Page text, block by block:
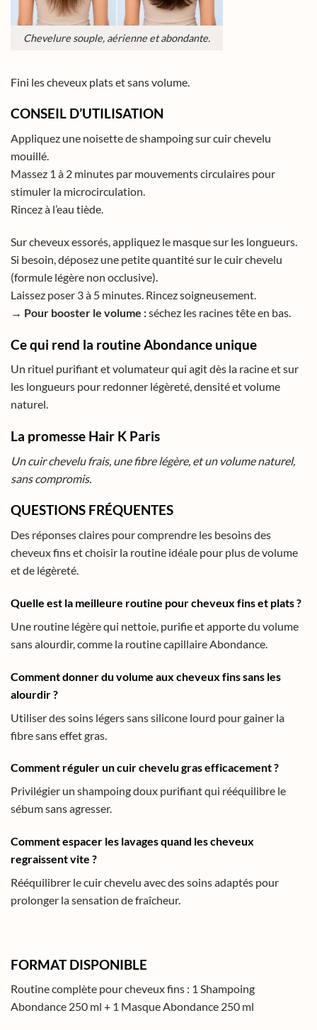
Chevelure souple, aérienne et abondante.
Fini les cheveux plats et sans volume.
CONSEIL D’UTILISATION
Appliquez une noisette de shampoing sur cuir chevelu
mouillé.
Massez 1 à 2 minutes par mouvements circulaires pour
stimuler la microcirculation.
Rincez à l’eau tiède.
Sur cheveux essorés, appliquez le masque sur les longueurs.
Si besoin, déposez une petite quantité sur le cuir chevelu
(formule légère non occlusive).
Laissez poser 3 à 5 minutes. Rincez soigneusement.
→ Pour booster le volume :séchez les racines tête en bas.
Ce qui rend la routine Abondance unique
Un rituel purifiant et volumateur qui agit dès la racine et sur
les longueurs pour redonner légèreté, densité et volume
naturel.
La promesse Hair K Paris
Un cuir chevelu frais, une fibre légère, et un volume naturel,
sans compromis.
QUESTIONS FRÉQUENTES
Des réponses claires pour comprendre les besoins des
cheveux fins et choisir la routine idéale pour plus de volume
et de légèreté.
Quelle est la meilleure routine pour cheveux fins et plats ?
Une routine légère qui nettoie, purifie et apporte du volume
sans alourdir, comme la routine capillaire Abondance.
Comment donner du volume aux cheveux fins sans les
alourdir ?
Utiliser des soins légers sans silicone lourd pour gainer la
fibre sans effet gras.
Comment réguler un cuir chevelu gras efficacement ?
Privilégier un shampoing doux purifiant qui rééquilibre le
sébum sans agresser.
Comment espacer les lavages quand les cheveux
regraissent vite ?
Rééquilibrer le cuir chevelu avec des soins adaptés pour
prolonger la sensation de fraîcheur.
FORMAT DISPONIBLE
Routine complète pour cheveux fins : 1 Shampoing
Abondance 250 ml + 1 Masque Abondance 250 ml